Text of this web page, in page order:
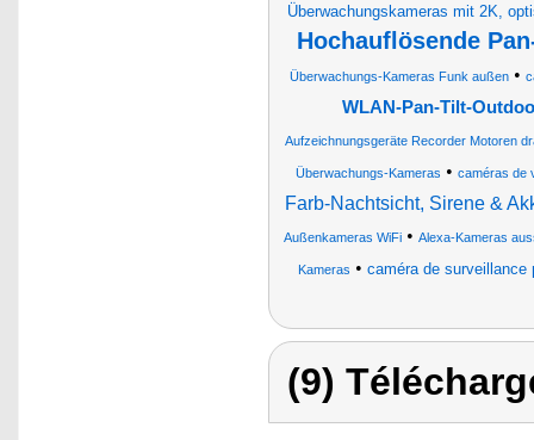
Überwachungskameras mit 2K,
Hochauflösende
Überwachungs-Kameras Funk außen•
WLAN-Pan-Tilt-
Aufzeichnungsgeräte Recorder Motoren
Überwachungs-Kameras • caméras de
Farb-Nachtsicht, Sirene &
Außenkameras WiFi • Alexa-Kameras
Kameras • caméra de surveillance
(9)